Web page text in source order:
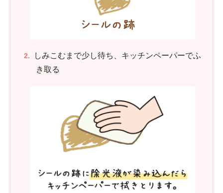
しみこむまで少し待ち、キッチンペーパーでふ
き取る